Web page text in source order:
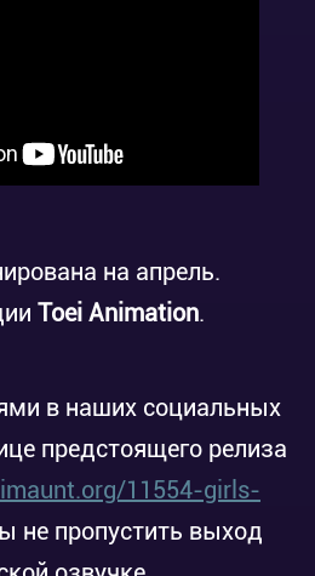
на апрель.
Toei Animation.
в наших социальных
предстоящего релиза
11554-girls-
не пропустить выход